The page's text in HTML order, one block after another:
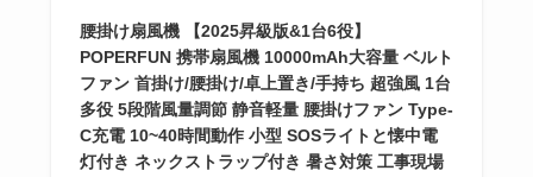
腰掛け扇風機 【2025昇級版&1台6役】
POPERFUN 携帯扇風機 10000mAh大容量 ベルト
ファン 首掛け/腰掛け/卓上置き/手持ち 超強風 1台
多役 5段階風量調節 静音軽量 腰掛けファン Type-
C充電 10~40時間動作 小型 SOSライトと懐中電
灯付き ネックストラップ付き 暑さ対策 工事現場